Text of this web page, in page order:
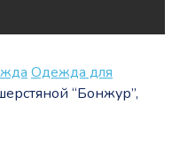
Одежда для
“Бонжур”,